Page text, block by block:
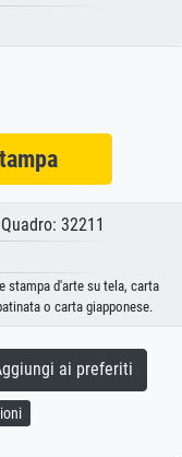
32211
stampa d'arte su tela, carta
o carta giapponese.
ai preferiti